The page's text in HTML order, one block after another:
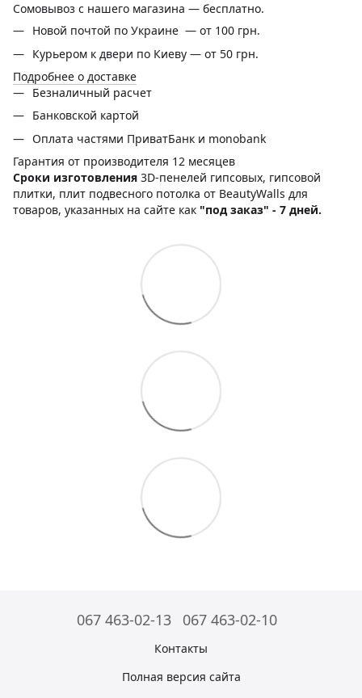
Сомовывоз с нашего магазина — бесплатно.
Новой почтой по Украине — от 100 грн.
Курьером к двери по Киеву — от 50 грн.
Подробнее о доставке
Безналичный расчет
Банковской картой
Оплата частями ПриватБанк и monobank
Гарантия от производителя 12 месяцев
Сроки изготовления 3D-пенелей гипсовых, гипсовой
плитки, плит подвесного потолка от BeautyWalls для
товаров, указанных на сайте как "под заказ" - 7 дней.
067 463-02-13 067 463-02-10
Контакты
Полная версия сайта